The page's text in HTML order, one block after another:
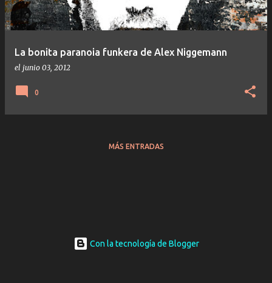
La bonita paranoia funkera de Alex Niggemann
el junio 03, 2012
0
MÁS ENTRADAS
Con la tecnología de Blogger